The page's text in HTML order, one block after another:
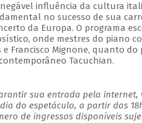
influência da cultura
no sucesso de sua
da Europa. O programa
onde mestres do piano
Francisco Mignone, quanto
Tacuchian.
sua entrada pela
do espetáculo, a partir das
de ingressos disponíveis